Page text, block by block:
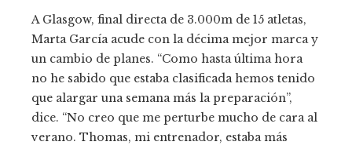
A Glasgow, final directa de 3.000m de 15 atletas,
Marta García acude con la décima mejor marca y
un cambio de planes. “Como hasta última hora
no he sabido que estaba clasificada hemos tenido
que alargar una semana más la preparación”,
dice. “No creo que me perturbe mucho de cara al
verano. Thomas, mi entrenador, estaba más